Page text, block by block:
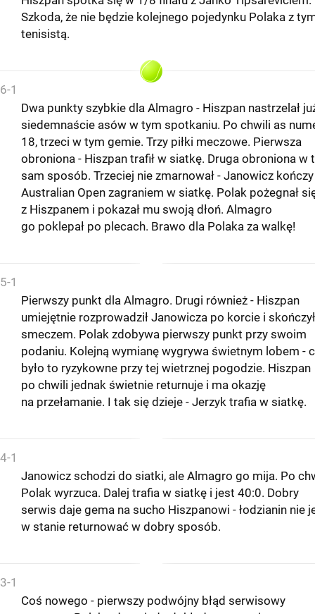
Szkoda, że nie będzie kolejnego pojedynku Polaka z
tenisistą.
6-1
Dwa punkty szybkie dla Almagro - Hiszpan nastrzelał
siedemnaście asów w tym spotkaniu. Po chwili as
18, trzeci w tym gemie. Trzy piłki meczowe. Pierwsza
obroniona - Hiszpan trafił w siatkę. Druga obroniona w
sam sposób. Trzeciej nie zmarnował - Janowicz kończy
Australian Open zagraniem w siatkę. Polak pożegnał
z Hiszpanem i pokazał mu swoją dłoń. Almagro
go poklepał po plecach. Brawo dla Polaka za walkę!
5-1
Pierwszy punkt dla Almagro. Drugi również - Hiszpan
umiejętnie rozprowadził Janowicza po korcie i skończył
smeczem. Polak zdobywa pierwszy punkt przy swoim
podaniu. Kolejną wymianę wygrywa świetnym lobem -
było to ryzykowne przy tej wietrznej pogodzie. Hiszpan
po chwili jednak świetnie returnuje i ma okazję
na przełamanie. I tak się dzieje - Jerzyk trafia w siatkę.
4-1
Janowicz schodzi do siatki, ale Almagro go mija. Po
Polak wyrzuca. Dalej trafia w siatkę i jest 40:0. Dobry
serwis daje gema na sucho Hiszpanowi - łodzianin nie
w stanie returnować w dobry sposób.
3-1
Coś nowego - pierwszy podwójny błąd serwisowy